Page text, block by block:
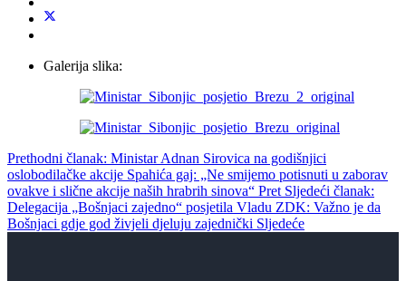
Galerija slika:
Prethodni članak: Ministar Adnan Sirovica na godišnjici
oslobodilačke akcije Spahića gaj: „Ne smijemo potisnuti u zaborav
ovakve i slične akcije naših hrabrih sinova“ Pret Sljedeći članak:
Delegacija „Bošnjaci zajedno“ posjetila Vladu ZDK: Važno je da
Bošnjaci gdje god živjeli djeluju zajednički Sljedeće